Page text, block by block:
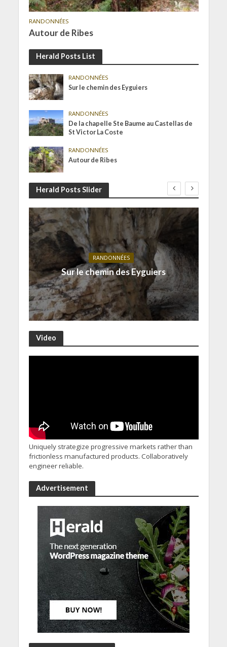
RANDONNÉES
Autour de Ribes
Herald Posts List
RANDONNÉES
Sur le chemin des Eyguiers
RANDONNÉES
De la chapelle Ste Baume au Castellas de
St Victor La Coste
RANDONNÉES
Autour de Ribes
Herald Posts Slider
RANDONNÉES
Sur le chemin des Eyguiers
Video
Uniquely strategize progressive markets rather than
frictionless manufactured products. Collaboratively
engineer reliable.
Advertisement